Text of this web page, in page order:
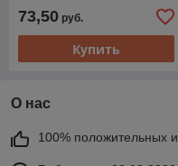
73,50 руб.
Купить
О нас
100% положительных